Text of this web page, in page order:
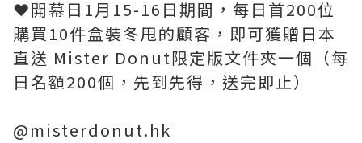
❤️開幕日1月15-16日期間，每日首200位
購買10件盒裝冬甩的顧客，即可獲贈日本
直送 Mister Donut限定版文件夾一個（每
日名額200個，先到先得，送完即止）
@misterdonut.hk